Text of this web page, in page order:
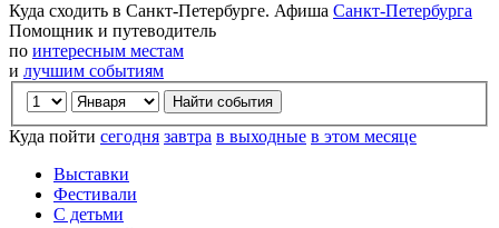
Куда сходить в Санкт-Петербурге. Афиша Санкт-Петербурга
Помощник и путеводитель
по интересным местам
и лучшим событиям
Куда пойти сегодня завтра в выходные в этом месяце
Выставки
Фестивали
С детьми